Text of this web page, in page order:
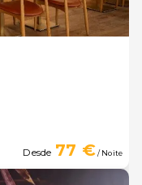
Desde 77 €/ Noite